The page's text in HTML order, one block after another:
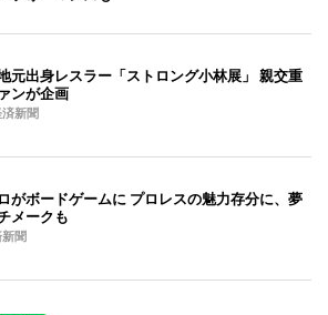
元出身レスラー「ストロング小林展」 親交重
ンが企画
新聞
がボードゲームに プロレスの魅力存分に、夢
メークも
聞